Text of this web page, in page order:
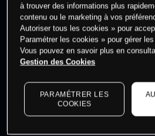
dernières données du marché.
market data
à trouver des informations plus
contenu ou le marketing à vos
Autoriser tous les cookies » pour
Paramétrer les cookies » pour gérer
Vous pouvez en savoir plus en
Gestion des Cookies
PARAMÉTRER LES
COOKIES